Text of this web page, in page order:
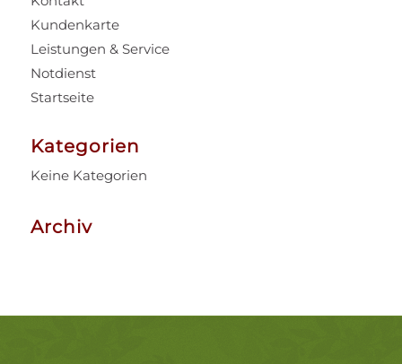
Kundenkarte
Leistungen & Service
Notdienst
Startseite
Kategorien
Keine Kategorien
Archiv